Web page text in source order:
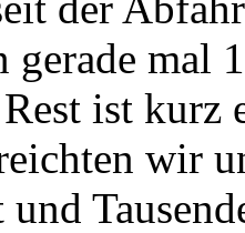
mal
ist kurz
wir